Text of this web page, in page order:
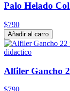
Palo Helado
$790
Añadir al carro
Alfiler Gancho